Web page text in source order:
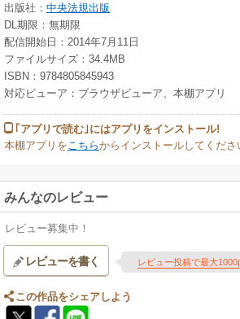
出版社： 中央法規出版
DL期限：無期限
配信開始日：2014年7月11日
ファイルサイズ：34.4MB
ISBN：9784805845943
対応ビューア：ブラウザビューア、本棚アプリ
｢アプリで読む｣にはアプリをインストール!
本棚アプリを こちらからインストールしてくださ
みんなのレビュー
レビュー募集中！
レビューを書く レビュー投稿で最大
この作品をシェアしよう